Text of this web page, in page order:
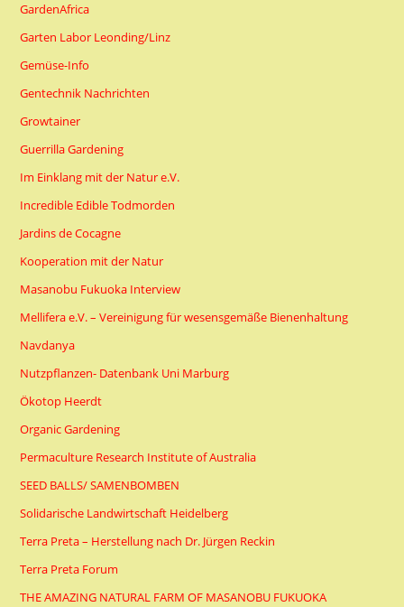
GardenAfrica
Garten Labor Leonding/Linz
Gemüse-Info
Gentechnik Nachrichten
Growtainer
Guerrilla Gardening
Im Einklang mit der Natur e.V.
Incredible Edible Todmorden
Jardins de Cocagne
Kooperation mit der Natur
Masanobu Fukuoka Interview
Mellifera e.V. – Vereinigung für wesensgemäße Bienenhaltung
Navdanya
Nutzpflanzen- Datenbank Uni Marburg
Ökotop Heerdt
Organic Gardening
Permaculture Research Institute of Australia
SEED BALLS/ SAMENBOMBEN
Solidarische Landwirtschaft Heidelberg
Terra Preta – Herstellung nach Dr. Jürgen Reckin
Terra Preta Forum
THE AMAZING NATURAL FARM OF MASANOBU FUKUOKA